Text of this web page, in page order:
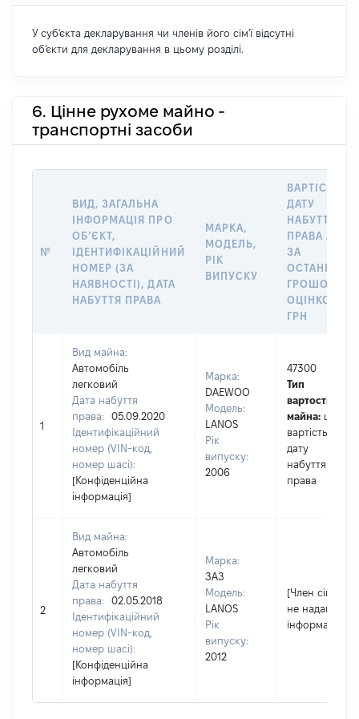
У суб'єкта декларування чи членів його сім'ї відсутні
об'єкти для декларування в цьому розділі.
6. Цінне рухоме майно -
транспортні засоби
№
ВИД, ЗАГАЛЬНА
ІНФОРМАЦІЯ ПРО
ОБʼЄКТ,
ІДЕНТИФІКАЦІЙНИЙ
НОМЕР (ЗА
НАЯВНОСТІ), ДАТА
НАБУТТЯ ПРАВА
МАРКА,
МОДЕЛЬ,
РІК
ВИПУСКУ
ВАРТІСТЬ НА
ДАТУ
НАБУТТЯ
ПРАВА АБО
ЗА
ГРОШОВОЮ
ОЦІНКОЮ,
ГРН
1
Вид майна:
Автомобіль
легковий
Дата набуття
права:
05.09.2020
Ідентифікаційний
номер (VIN-код,
номер шасі):
[Конфіденційна
інформація]
Марка:
DAEWOO
Модель:
LANOS
Рік
випуску:
2006
47300
Тип
вартості
майна: це
вартість на
дату
набуття
права
2
Вид майна:
Автомобіль
легковий
Дата набуття
права:
02.05.2018
Ідентифікаційний
номер (VIN-код,
номер шасі):
[Конфіденційна
інформація]
Марка:
ЗАЗ
Модель:
LANOS
Рік
випуску:
2012
[Член сім'ї
не надав
інформацію]